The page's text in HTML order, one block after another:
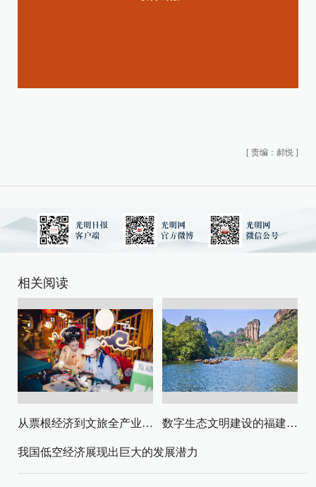
[ 责编：郝悦 ]
相关阅读
从票根经济到文旅全产业链升级 数字生态文明建设的福建路径与启示
我国低空经济展现出巨大的发展潜力